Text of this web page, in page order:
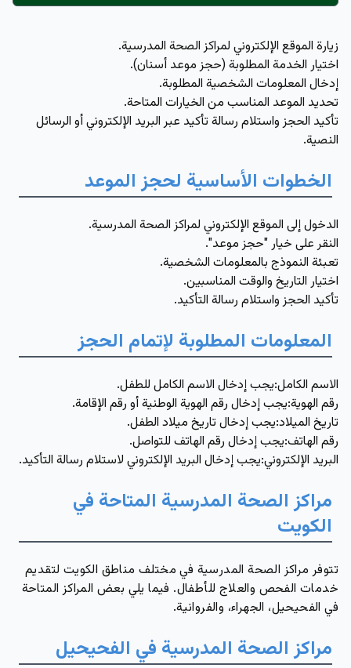
زيارة الموقع الإلكتروني لمراكز الصحة المدرسية.
اختيار الخدمة المطلوبة (حجز موعد أسنان).
إدخال المعلومات الشخصية المطلوبة.
تحديد الموعد المناسب من الخيارات المتاحة.
تأكيد الحجز واستلام رسالة تأكيد عبر البريد الإلكتروني أو الرسائل
النصية.
الخطوات الأساسية لحجز الموعد
الدخول إلى الموقع الإلكتروني لمراكز الصحة المدرسية.
النقر على خيار "حجز موعد".
تعبئة النموذج بالمعلومات الشخصية.
اختيار التاريخ والوقت المناسبين.
تأكيد الحجز واستلام رسالة التأكيد.
المعلومات المطلوبة لإتمام الحجز
الاسم الكامل:يجب إدخال الاسم الكامل للطفل.
رقم الهوية:يجب إدخال رقم الهوية الوطنية أو رقم الإقامة.
تاريخ الميلاد:يجب إدخال تاريخ ميلاد الطفل.
رقم الهاتف:يجب إدخال رقم الهاتف للتواصل.
البريد الإلكتروني:يجب إدخال البريد الإلكتروني لاستلام رسالة التأكيد.
مراكز الصحة المدرسية المتاحة في
الكويت
تتوفر مراكز الصحة المدرسية في مختلف مناطق الكويت لتقديم
خدمات الفحص والعلاج للأطفال. فيما يلي بعض المراكز المتاحة
في الفحيحيل، الجهراء، والفروانية.
مراكز الصحة المدرسية في الفحيحيل